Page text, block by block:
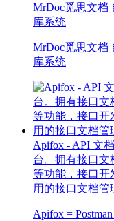
MrDoc觅思文档
库系统
MrDoc觅思文档
库系统
Apifox - API 文
台。拥有接口文
等功能，接口开
用的接口文档管
Apifox =